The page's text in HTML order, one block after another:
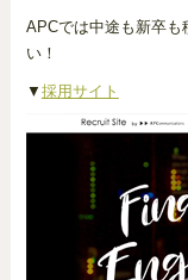
APCでは中途も新卒も
い！
▼ 採用サイト